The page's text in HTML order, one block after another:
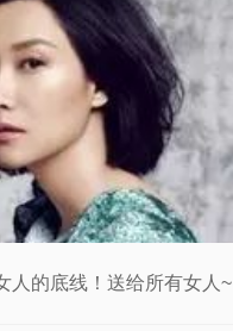
人的底线！送给所有女人~